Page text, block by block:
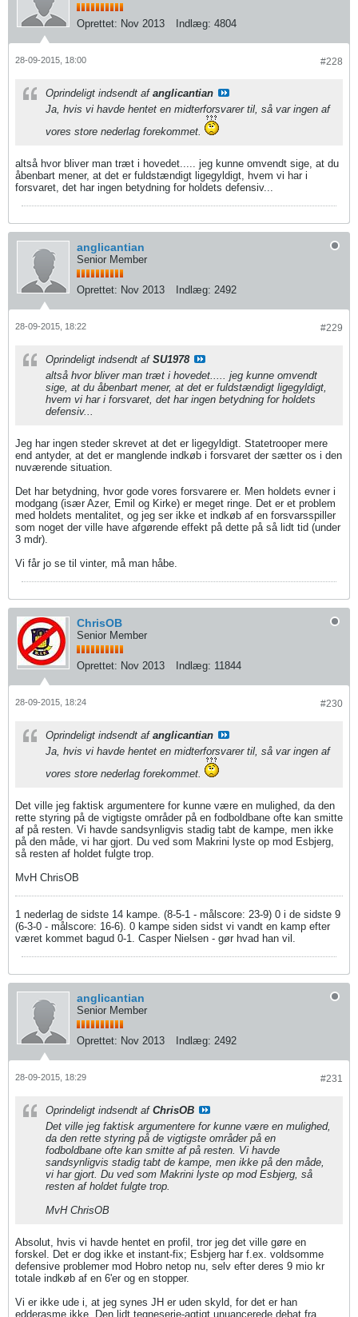
Oprettet: Nov 2013 Indlæg: 4804
#228
28-09-2015, 18:00
Oprindeligt indsendt af anglicantian
Ja, hvis vi havde hentet en midterforsvarer til, så var ingen af
vores store nederlag forekommet.
altså hvor bliver man træt i hovedet..... jeg kunne omvendt sige, at du
åbenbart mener, at det er fuldstændigt ligegyldigt, hvem vi har i
forsvaret, det har ingen betydning for holdets defensiv...
anglicantian
Senior Member
Oprettet: Nov 2013 Indlæg: 2492
#229
28-09-2015, 18:22
Oprindeligt indsendt af SU1978
altså hvor bliver man træt i hovedet..... jeg kunne omvendt
sige, at du åbenbart mener, at det er fuldstændigt ligegyldigt,
hvem vi har i forsvaret, det har ingen betydning for holdets
defensiv...
Jeg har ingen steder skrevet at det er ligegyldigt. Statetrooper mere
end antyder, at det er manglende indkøb i forsvaret der sætter os i den
nuværende situation.
Det har betydning, hvor gode vores forsvarere er. Men holdets evner i
modgang (især Azer, Emil og Kirke) er meget ringe. Det er et problem
med holdets mentalitet, og jeg ser ikke et indkøb af en forsvarsspiller
som noget der ville have afgørende effekt på dette på så lidt tid (under
3 mdr).
Vi får jo se til vinter, må man håbe.
ChrisOB
Senior Member
Oprettet: Nov 2013 Indlæg: 11844
#230
28-09-2015, 18:24
Oprindeligt indsendt af anglicantian
Ja, hvis vi havde hentet en midterforsvarer til, så var ingen af
vores store nederlag forekommet.
Det ville jeg faktisk argumentere for kunne være en mulighed, da den
rette styring på de vigtigste områder på en fodboldbane ofte kan smitte
af på resten. Vi havde sandsynligvis stadig tabt de kampe, men ikke
på den måde, vi har gjort. Du ved som Makrini lyste op mod Esbjerg,
så resten af holdet fulgte trop.
MvH ChrisOB
1 nederlag de sidste 14 kampe. (8-5-1 - målscore: 23-9) 0 i de sidste 9
(6-3-0 - målscore: 16-6). 0 kampe siden sidst vi vandt en kamp efter
været kommet bagud 0-1. Casper Nielsen - gør hvad han vil.
anglicantian
Senior Member
Oprettet: Nov 2013 Indlæg: 2492
#231
28-09-2015, 18:29
Oprindeligt indsendt af ChrisOB
Det ville jeg faktisk argumentere for kunne være en mulighed,
da den rette styring på de vigtigste områder på en
fodboldbane ofte kan smitte af på resten. Vi havde
sandsynligvis stadig tabt de kampe, men ikke på den måde,
vi har gjort. Du ved som Makrini lyste op mod Esbjerg, så
resten af holdet fulgte trop.
MvH ChrisOB
Absolut, hvis vi havde hentet en profil, tror jeg det ville gøre en
forskel. Det er dog ikke et instant-fix; Esbjerg har f.ex. voldsomme
defensive problemer mod Hobro netop nu, selv efter deres 9 mio kr
totale indkøb af en 6'er og en stopper.
Vi er ikke ude i, at jeg synes JH er uden skyld, for det er han
edderasme ikke. Den lidt tegneserie-agtigt unuancerede debat fra